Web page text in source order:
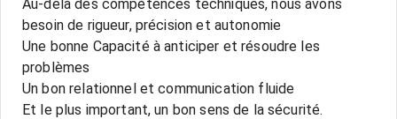
Au-delà des compétences techniques, nous avons
besoin de rigueur, précision et autonomie
Une bonne Capacité à anticiper et résoudre les
problèmes
Un bon relationnel et communication fluide
Et le plus important, un bon sens de la sécurité.